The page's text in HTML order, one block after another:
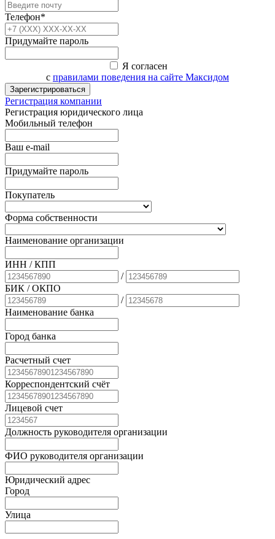
Телефон*
Придумайте пароль
Я согласен
с правилами поведения на сайте Максидом
Зарегистрироваться
Регистрация компании
Регистрация юридического лица
Мобильный телефон
Ваш e-mail
Придумайте пароль
Покупатель
Форма собственности
Наименование организации
ИНН / КПП
/
БИК / ОКПО
/
Наименование банка
Город банка
Расчетный счет
Корреспондентский счёт
Лицевой счет
Должность руководителя организации
ФИО руководителя организации
Юридический адрес
Город
Улица